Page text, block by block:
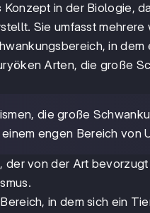
in der Biologie,
Sie umfasst mehrere
in
Arten, die große
die große
engen Bereich von
der von der Art
in dem sich ein